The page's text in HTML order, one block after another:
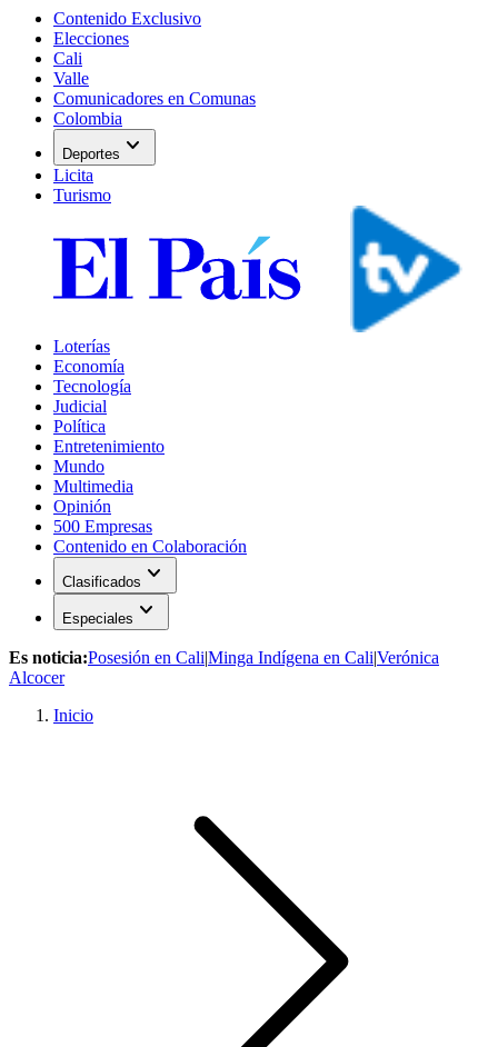
Contenido Exclusivo
Elecciones
Cali
Valle
Comunicadores en Comunas
Colombia
Deportes expand_more
Licita
Turismo
Loterías
Economía
Tecnología
Judicial
Política
Entretenimiento
Mundo
Multimedia
Opinión
500 Empresas
Contenido en Colaboración
Clasificados expand_more
Especiales expand_more
Es noticia:Posesión en Cali|Minga Indígena en Cali|Verónica
Alcocer
Inicio